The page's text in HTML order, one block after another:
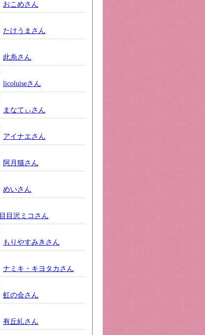
おこめさん
たけうまさん
此糸さん
licoluiseさん
まなてぃさん
アイナエさん
阿月猫さん
めいさん
目目沢ミコさん
もりやすみきさん
ナミキ・キヨタカさん
虹の会さん
有丘糺さん